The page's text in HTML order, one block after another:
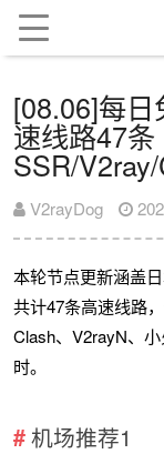
[08.06]每
速线路47
SSR/
V2rayDog
本轮节点更新涵盖
共计47条高速线路
Clash、V2rayN、
时。
机场推荐1